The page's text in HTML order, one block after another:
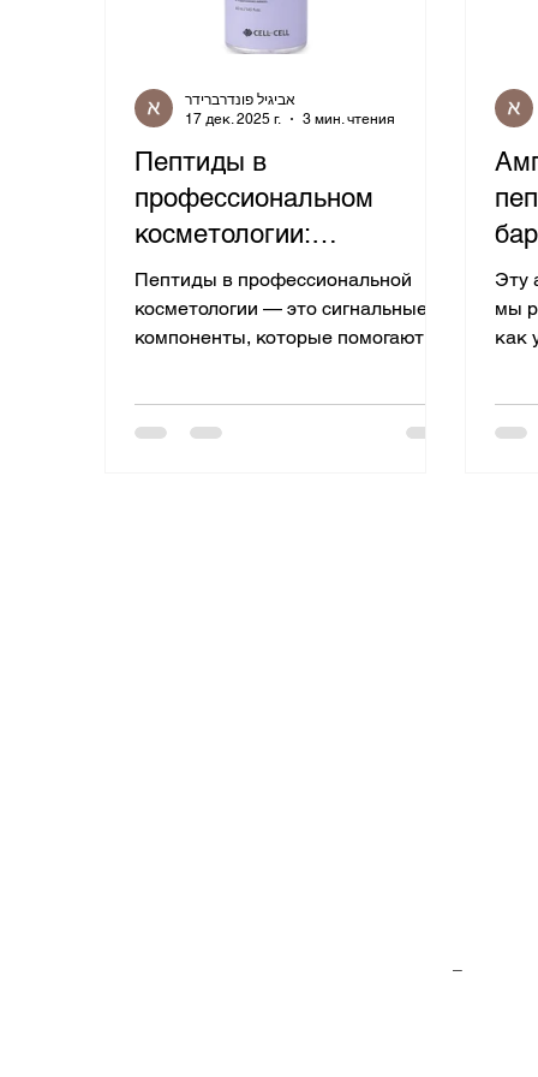
Пептиды в
профессиональном
косметологии:
протокольная логика,
сочетаемость и типовые
ошибки
Пептиды в профессиональной
косметологии — это сигнальные
компоненты, которые помогают
тонуса и визуальной плотности
אביגיל פונדרברידר
17 дек. 2025 г.
3 мин. чтения
Эту
мы
как